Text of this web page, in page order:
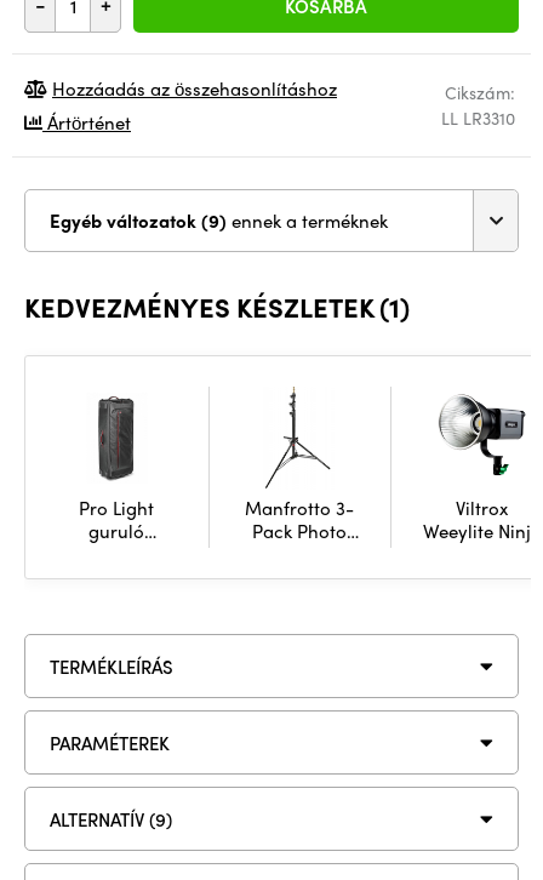
KOSÁRBA
Cikszám:
LL LR3310
Hozzáadás az összehasonlításhoz
Ártörténet
Egyéb változatok (9) ennek a terméknek
KEDVEZMÉNYES KÉSZLETEK (1)
Pro Light
guruló
99 V2
Manfrotto 3-
Pack Photo
Air Cushioned
Viltrox
Weeylite Ninja
TERMÉKLEÍRÁS
PARAMÉTEREK
ALTERNATÍV (9)